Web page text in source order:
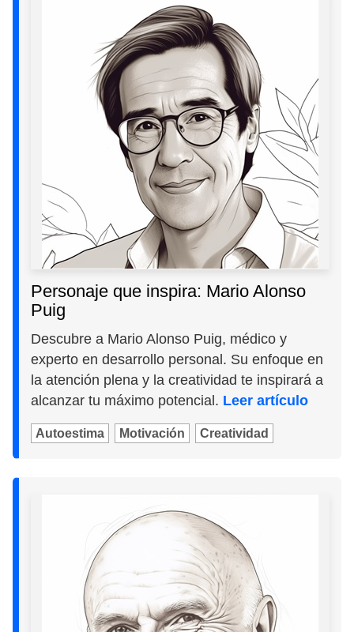
Personaje que inspira: Mario Alonso
Puig
Descubre a Mario Alonso Puig, médico y
experto en desarrollo personal. Su enfoque en
la atención plena y la creatividad te inspirará a
alcanzar tu máximo potencial. Leer artículo
Autoestima Motivación Creatividad